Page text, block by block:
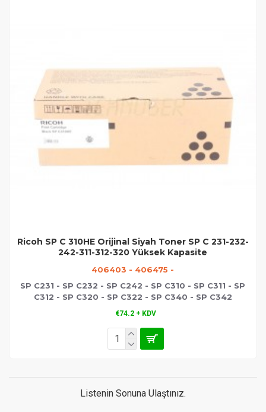
406403 - 406475 -
SP C231 - SP C232 - SP C242 - SP C310 - SP C311 - SP
C312 - SP C320 - SP C322 - SP C340 - SP C342
Ricoh SP C 310HE Orijinal Siyah Toner SP C 231-232-
242-311-312-320 Yüksek Kapasite
€74.2 + KDV
Listenin Sonuna Ulaştınız.